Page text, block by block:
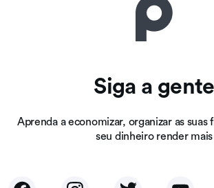
Siga a gente
Aprenda a economizar, organizar as suas
seu dinheiro render mais